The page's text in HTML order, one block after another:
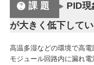
課題 PID現
が大きく低下して
高温多湿などの環境で高
モジュール回路内に漏れ